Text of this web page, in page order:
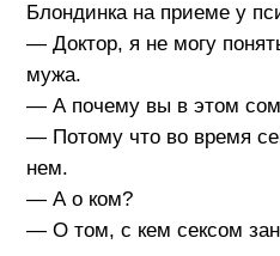
Блондинка на приеме у
— Доктор, я не могу
мужа.
— А почему вы в этом
— Потому что во время
нем.
— А о ком?
— О том, с кем сексом